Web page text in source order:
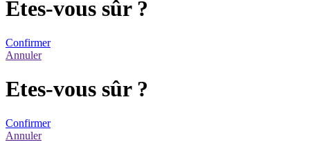
Etes-vous sûr ?
Confirmer
Annuler
Etes-vous sûr ?
Confirmer
Annuler